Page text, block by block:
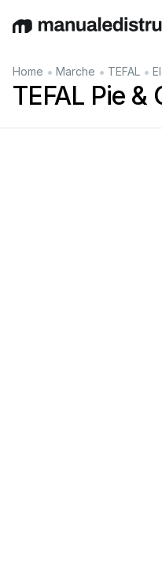
EnglishDeutschEspañol
Home • Marche • TEFAL •
TEFAL Pie